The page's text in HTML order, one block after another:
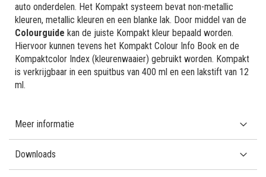
auto onderdelen. Het Kompakt systeem bevat non-metallic
kleuren, metallic kleuren en een blanke lak. Door middel van de
Colourguide kan de juiste Kompakt kleur bepaald worden.
Hiervoor kunnen tevens het Kompakt Colour Info Book en de
Kompaktcolor Index (kleurenwaaier) gebruikt worden. Kompakt
is verkrijgbaar in een spuitbus van 400 ml en een lakstift van 12
ml.
Meer informatie
Downloads